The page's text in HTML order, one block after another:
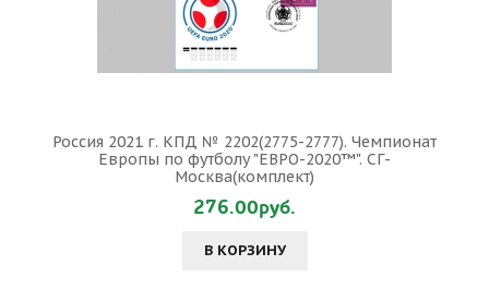
Россия 2021 г. КПД № 2202(2775-2777). Чемпионат
Европы по футболу "ЕВРО-2020™". СГ-
Москва(комплект)
276.00руб.
В КОРЗИНУ